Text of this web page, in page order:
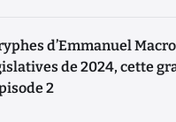
d’Emmanuel
de 2024, cette
2